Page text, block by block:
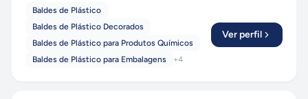
Baldes de Plástico
Baldes de Plástico Decorados
Baldes de Plástico para Produtos Químicos
Baldes de Plástico para Embalagens
+4
Ver perfil